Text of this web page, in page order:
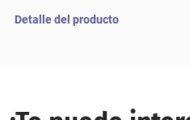
Detalle del producto